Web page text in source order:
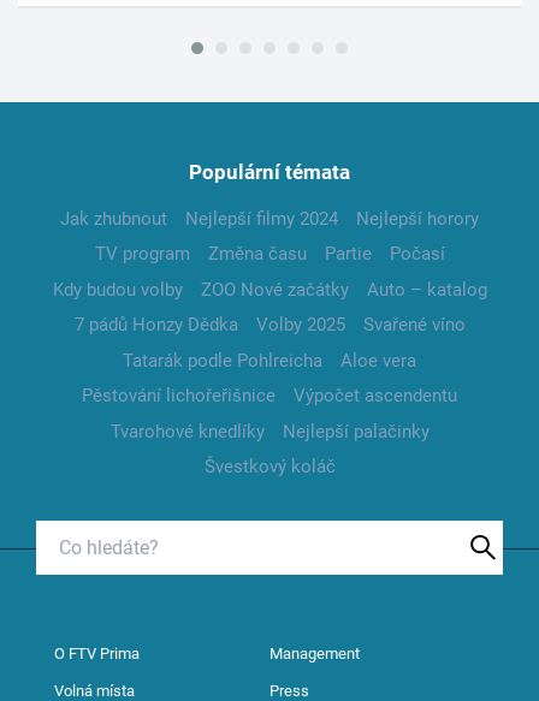
Populární témata
Jak zhubnout Nejlepší filmy 2024
Nejlepší horory
TV program
Změna času Partie
Počasí
Kdy budou volby
ZOO Nové začátky
Auto – katalog
7 pádů Honzy Dědka
Volby 2025
Svařené víno
Tatarák podle Pohlreicha
Aloe vera
Pěstování lichořeřišnice
Výpočet ascendentu
Tvarohové knedlíky
Nejlepší palačinky
Švestkový koláč
O FTV Prima Management
Volná místa Press